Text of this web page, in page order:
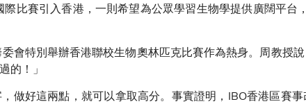
比賽引入香港，一則希望為公眾學習生物學提供廣闊平
會特別舉辦香港聯校生物奧林匹克比賽作為熱身。周教授
的！」
做好這兩點，就可以拿取高分。事實證明，IBO香港區賽